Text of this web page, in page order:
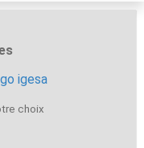
choix